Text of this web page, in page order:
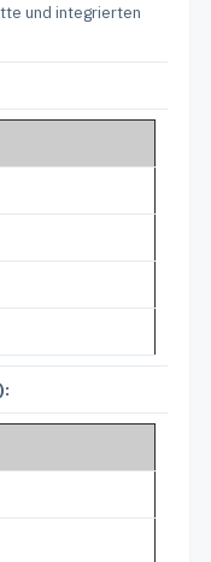
und integrierten